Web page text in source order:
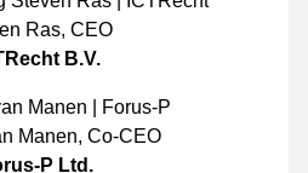
Ras, CEO
B.V.
Manen, Co-CEO
P Ltd.